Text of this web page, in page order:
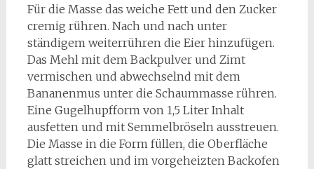
Für die Masse das weiche Fett und den Zucker
cremig rühren. Nach und nach unter
ständigem weiterrühren die Eier hinzufügen.
Das Mehl mit dem Backpulver und Zimt
vermischen und abwechselnd mit dem
Bananenmus unter die Schaummasse rühren.
Eine Gugelhupfform von 1,5 Liter Inhalt
ausfetten und mit Semmelbröseln ausstreuen.
Die Masse in die Form füllen, die Oberfläche
glatt streichen und im vorgeheizten Backofen